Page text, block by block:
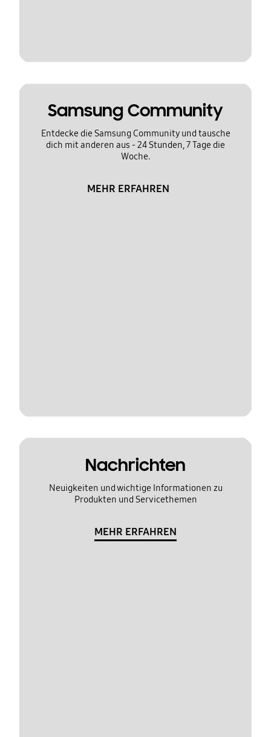
Samsung Community
Entdecke die Samsung Community und tausche
dich mit anderen aus - 24 Stunden, 7 Tage die
Woche.
MEHR ERFAHREN
Nachrichten
Neuigkeiten und wichtige Informationen zu
Produkten und Servicethemen
MEHR ERFAHREN